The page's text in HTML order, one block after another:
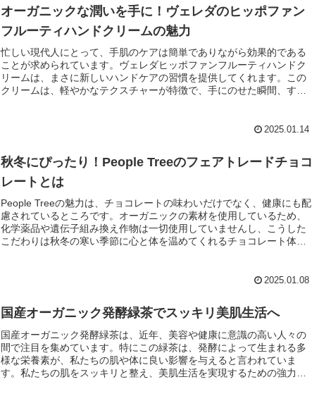
オーガニックな潤いを手に！ヴェレダのヒッポファン
フルーティハンドクリームの魅力
忙しい現代人にとって、手肌のケアは簡単でありながら効果的である
ことが求められています。ヴェレダヒッポファンフルーティハンドク
リームは、まさに新しいハンドケアの習慣を提供してくれます。この
クリームは、軽やかなテクスチャーが特徴で、手にのせた瞬間、すぐ
2025.01.14
秋冬にぴったり！People Treeのフェアトレードチョコ
レートとは
People Treeの魅力は、チョコレートの味わいだけでなく、健康にも配
慮されているところです。オーガニックの素材を使用しているため、
化学薬品や遺伝子組み換え作物は一切使用していませんし、こうした
こだわりは秋冬の寒い季節に心と体を温めてくれるチョコレート体験
2025.01.08
国産オーガニック発酵緑茶でスッキリ美肌生活へ
国産オーガニック発酵緑茶は、近年、美容や健康に意識の高い人々の
間で注目を集めています。特にこの緑茶は、発酵によって生まれる多
様な栄養素が、私たちの肌や体に良い影響を与えると言われていま
す。私たちの肌をスッキリと整え、美肌生活を実現するための強力な